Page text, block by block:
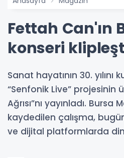
Fettah Can'ın
konseri
Sanat hayatının 30.
“Senfonik Live” projesinin
Ağrısı”nı yayınladı. Bursa
kaydedilen çalışma,
ve dijital platformlarda